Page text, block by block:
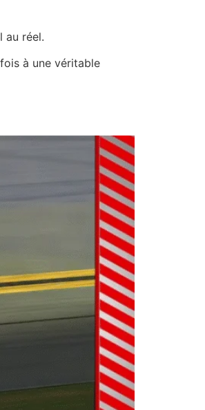
au réel.
à une véritable